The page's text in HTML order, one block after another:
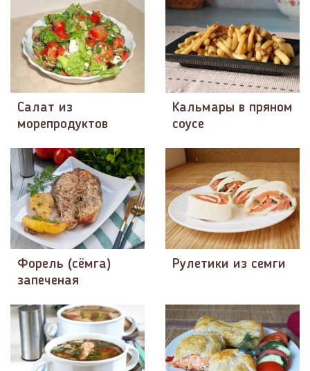
Салат из
морепродуктов
Кальмары в пряном
соусе
Форель (сёмга)
запеченая
Рулетики из семги